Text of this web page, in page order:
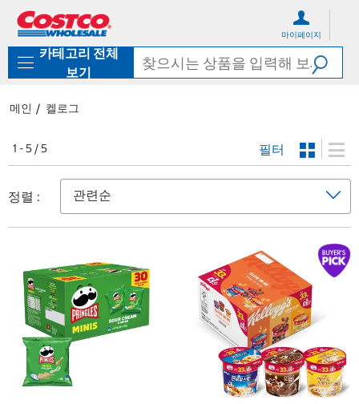
로
기
가
마이페이지
카테고리 전체
보기
메인 켈로그
1 - 5 / 5 필터
정렬 :